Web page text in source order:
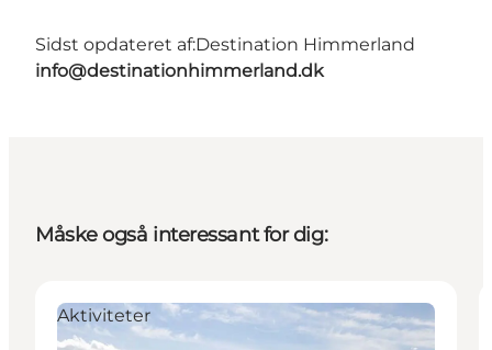
Sidst opdateret af:Destination Himmerland
info@destinationhimmerland.dk
Måske også interessant for dig:
Aktiviteter